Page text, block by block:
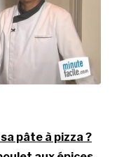
pâte à pizza ?